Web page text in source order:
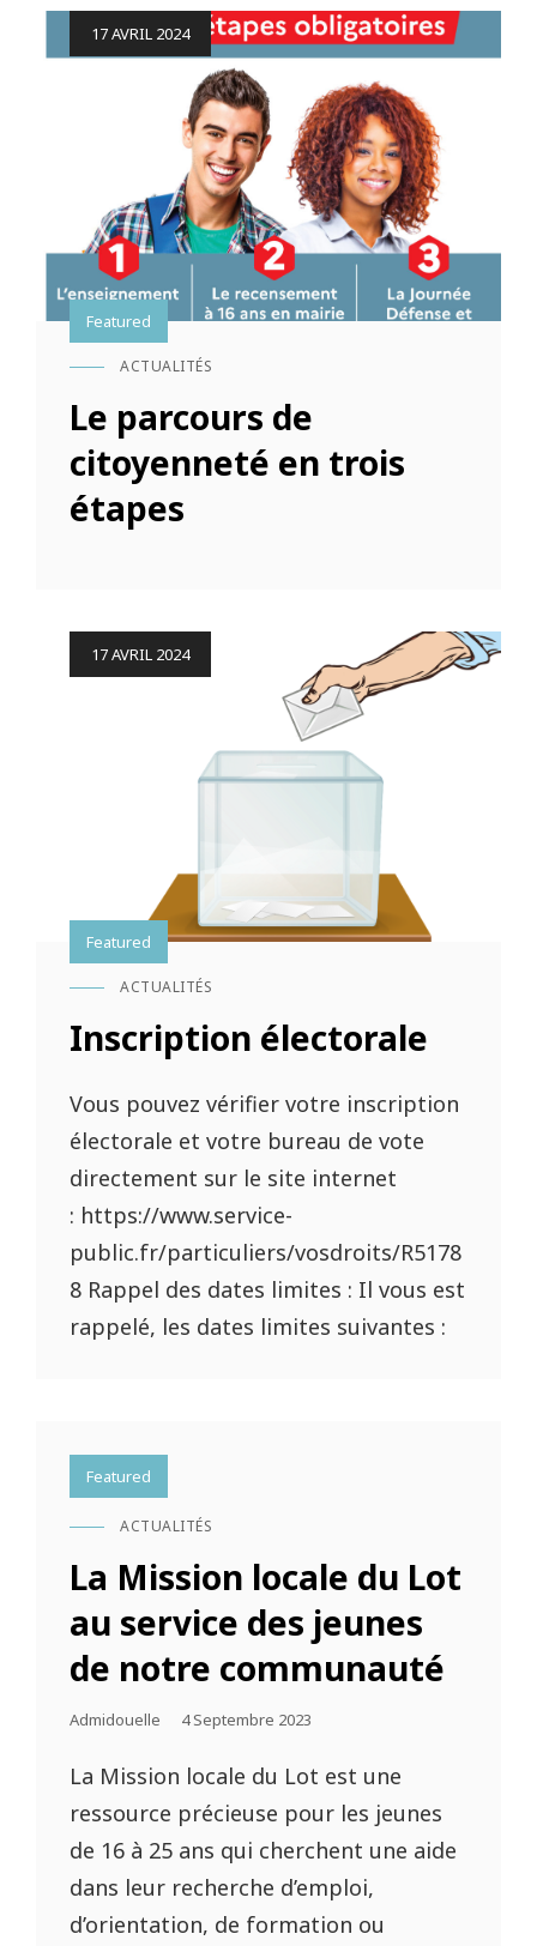
Featured
17 AVRIL 2024
CAT
ACTUALITÉS
Le parcours de
citoyenneté en trois
étapes
Featured
17 AVRIL 2024
CAT
ACTUALITÉS
Inscription électorale
Vous pouvez vérifier votre inscription
électorale et votre bureau de vote
directement sur le site internet
: https://www.service-
public.fr/particuliers/vosdroits/R5178
8 Rappel des dates limites : Il vous est
rappelé, les dates limites suivantes :
Featured
CAT
ACTUALITÉS
La Mission locale du Lot
au service des jeunes
de notre communauté
Admidouelle
Posted
4 Septembre 2023
La Mission locale du Lot est une
ressource précieuse pour les jeunes
de 16 à 25 ans qui cherchent une aide
dans leur recherche d’emploi,
d’orientation, de formation ou